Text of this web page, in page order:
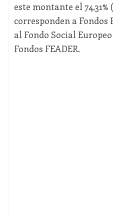
este montante el 74,31%
corresponden a Fondos
al Fondo Social
Fondos FEADER.